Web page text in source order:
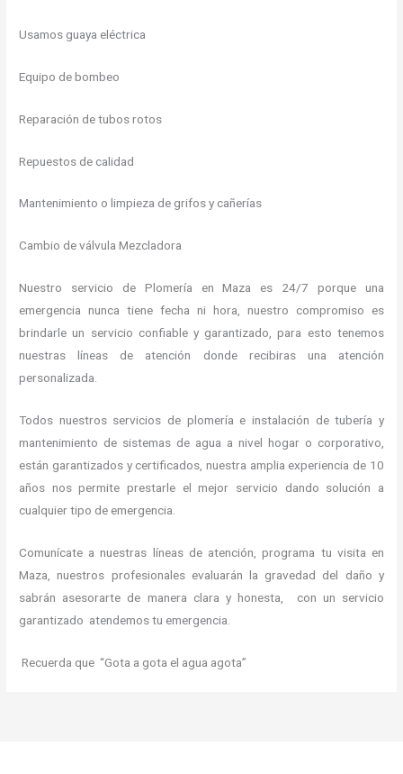
Usamos guaya eléctrica
Equipo de bombeo
Reparación de tubos rotos
Repuestos de calidad
Mantenimiento o limpieza de grifos y cañerías
Cambio de válvula Mezcladora
Nuestro servicio de Plomería en Maza es 24/7 porque una
emergencia nunca tiene fecha ni hora, nuestro compromiso es
brindarle un servicio confiable y garantizado, para esto tenemos
nuestras líneas de atención donde recibiras una atención
personalizada.
Todos nuestros servicios de plomería e instalación de tubería y
mantenimiento de sistemas de agua a nivel hogar o corporativo,
están garantizados y certificados, nuestra amplia experiencia de 10
años nos permite prestarle el mejor servicio dando solución a
cualquier tipo de emergencia.
Comunícate a nuestras líneas de atención, programa tu visita en
Maza, nuestros profesionales evaluarán la gravedad del daño y
sabrán asesorarte de manera clara y honesta, con un servicio
garantizado atendemos tu emergencia.
Recuerda que “Gota a gota el agua agota”